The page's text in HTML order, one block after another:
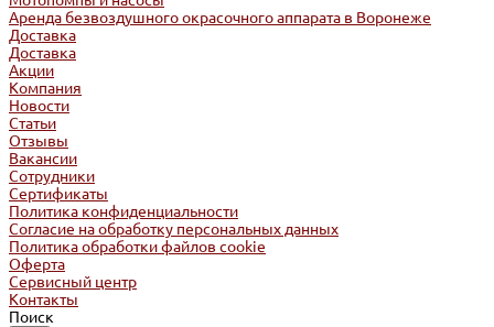
Аренда безвоздушного окрасочного аппарата в Воронеже
Доставка
Доставка
Акции
Компания
Новости
Статьи
Отзывы
Вакансии
Сотрудники
Сертификаты
Политика конфиденциальности
Согласие на обработку персональных данных
Политика обработки файлов cookie
Оферта
Сервисный центр
Контакты
Поиск